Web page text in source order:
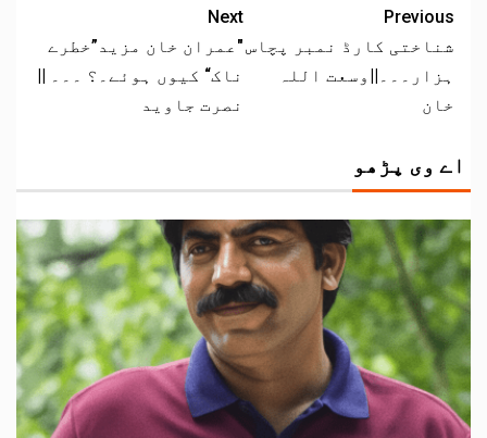
Previous
شناختی کارڈ نمبر پچاس
ہزار۔۔۔||وسعت اللہ
خان
Next
"عمران خان مزید”خطرے
ناک“ کیوں ہوئے۔؟ ۔۔۔ ||
نصرت جاوید
اے وی پڑھو